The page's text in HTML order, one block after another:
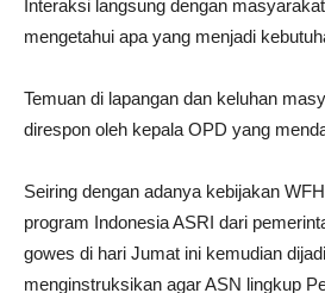
Interaksi langsung dengan
mengetahui apa yang menjadi
Temuan di lapangan dan keluhan
direspon oleh kepala OPD yang
Seiring dengan adanya kebijakan
program Indonesia ASRI dari
gowes di hari Jumat ini kemudian
menginstruksikan agar ASN lingkup